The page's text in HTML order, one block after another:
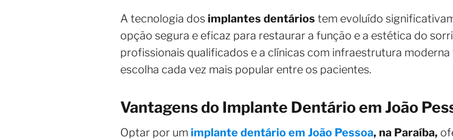
A tecnologia dos implantes dentários tem evoluído
opção segura e eficaz para restaurar a função e a estética do
profissionais qualificados e a clínicas com infraestrutura
escolha cada vez mais popular entre os pacientes.
Vantagens do Implante Dentário em João
Optar por um implante dentário em João Pessoa, na Paraíba,